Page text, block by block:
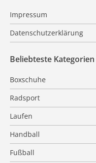
Impressum
Datenschutzerklärung
Beliebteste Kategorien
Boxschuhe
Radsport
Laufen
Handball
Fußball